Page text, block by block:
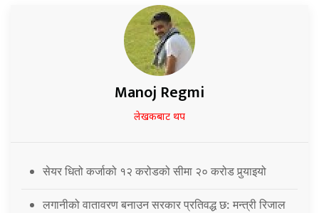
Manoj Regmi
लेखकबाट थप
सेयर धितो कर्जाको १२ करोडको सीमा २० करोड पुर्‍याइयो
लगानीको वातावरण बनाउन सरकार प्रतिवद्ध छ: मन्त्री रिजाल